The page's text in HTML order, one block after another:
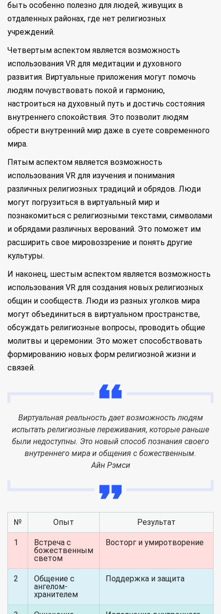
быть особенно полезно для людей, живущих в
отдаленных районах, где нет религиозных
учреждений.
Четвертым аспектом является возможность
использования VR для медитации и духовного
развития. Виртуальные приложения могут помочь
людям почувствовать покой и гармонию,
настроиться на духовный путь и достичь состояния
внутреннего спокойствия. Это позволит людям
обрести внутренний мир даже в суете современного
мира.
Пятым аспектом является возможность
использования VR для изучения и понимания
различных религиозных традиций и обрядов. Люди
могут погрузиться в виртуальный мир и
познакомиться с религиозными текстами, символами
и обрядами различных верований. Это поможет им
расширить свое мировоззрение и понять другие
культуры.
И наконец, шестым аспектом является возможность
использования VR для создания новых религиозных
общин и сообществ. Люди из разных уголков мира
могут объединиться в виртуальном пространстве,
обсуждать религиозные вопросы, проводить общие
молитвы и церемонии. Это может способствовать
формированию новых форм религиозной жизни и
связей.
Виртуальная реальность дает возможность людям
испытать религиозные переживания, которые раньше
были недоступны. Это новый способ познания своего
внутреннего мира и общения с божественным.
Айн Рэмси
№ Опыт Результат
1
Встреча с
божественным
светом
Восторг и умиротворение
2
Общение с
ангелом-
хранителем
Поддержка и защита